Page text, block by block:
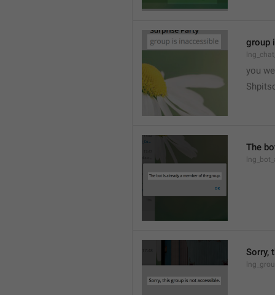
group
you
The
Sorry,